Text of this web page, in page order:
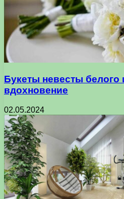
Букеты невесты белого
вдохновение
02.05.2024